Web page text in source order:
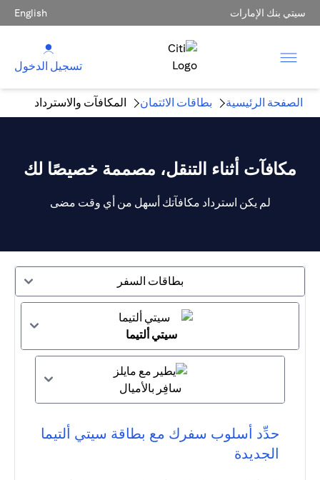
سيتي بنك الإمارات English
تسجيل الدخول
الصفحة الرئيسية بطاقات الائتمان المكافآت والاسترداد
مكافآت أثناء التنقل، مصممة خصيصًا لك
لم يكن استرداد مكافآتك أسهل من أي وقت مضى
بطاقات السفر
سيتي ألتيما
سافِر بالأميال
حدِّد أسلوب سفرك مع بطاقة سيتي ألتيما
الجديدة